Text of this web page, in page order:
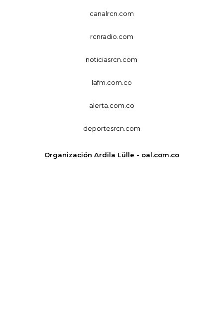
canalrcn.com
rcnradio.com
noticiasrcn.com
lafm.com.co
alerta.com.co
deportesrcn.com
Organización Ardila Lülle - oal.com.co